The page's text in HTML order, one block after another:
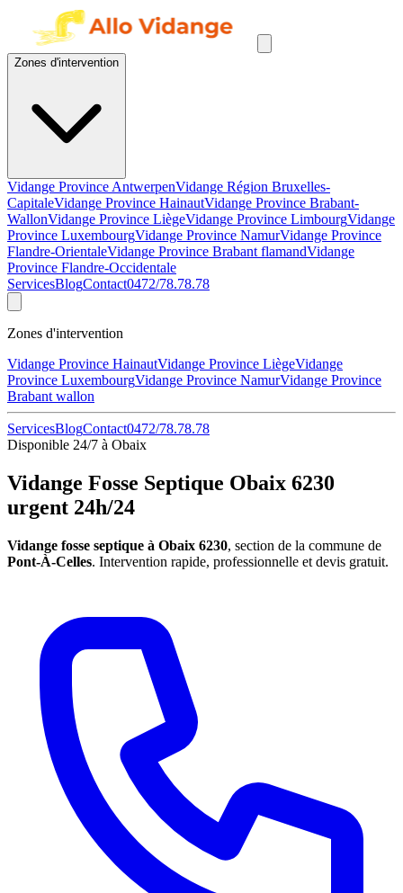
Zones d'intervention
Vidange Province AntwerpenVidange Région Bruxelles-
CapitaleVidange Province HainautVidange Province Brabant-
WallonVidange Province LiègeVidange Province LimbourgVidange
Province LuxembourgVidange Province NamurVidange Province
Flandre-OrientaleVidange Province Brabant flamandVidange
Province Flandre-Occidentale
ServicesBlogContact0472/78.78.78
Zones d'intervention
Vidange Province HainautVidange Province LiègeVidange
Province LuxembourgVidange Province NamurVidange Province
Brabant wallon
ServicesBlogContact0472/78.78.78
Disponible 24/7 à Obaix
Vidange Fosse Septique Obaix 6230
urgent 24h/24
Vidange fosse septique à Obaix 6230, section de la commune de
Pont-À-Celles. Intervention rapide, professionnelle et devis gratuit.